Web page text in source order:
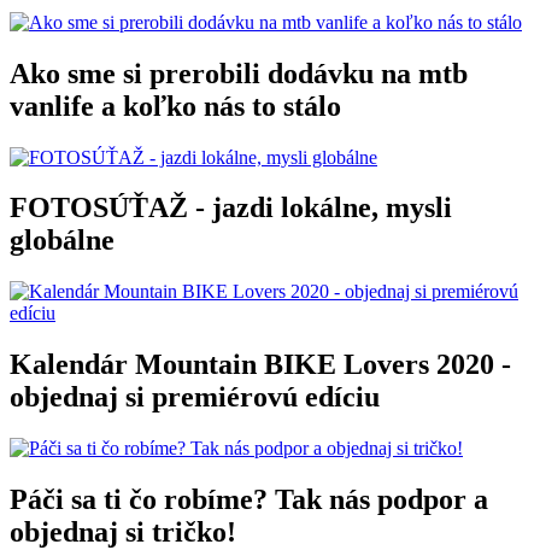
Ako sme si prerobili dodávku na mtb
vanlife a koľko nás to stálo
FOTOSÚŤAŽ - jazdi lokálne, mysli
globálne
Kalendár Mountain BIKE Lovers 2020 -
objednaj si premiérovú edíciu
Páči sa ti čo robíme? Tak nás podpor a
objednaj si tričko!